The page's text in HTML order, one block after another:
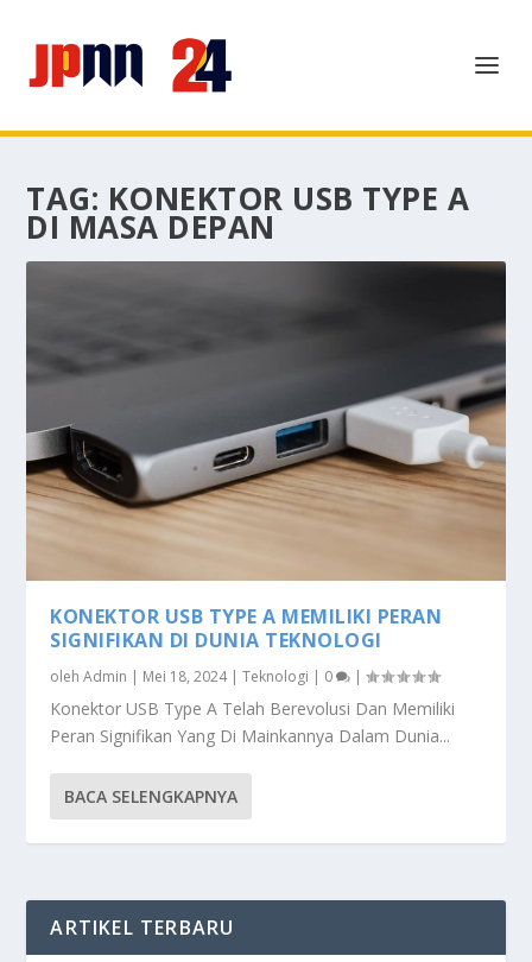
TAG: KONEKTOR USB TYPE A
DI MASA DEPAN
KONEKTOR USB TYPE A MEMILIKI PERAN
SIGNIFIKAN DI DUNIA TEKNOLOGI
olehAdmin | Mei 18, 2024|Teknologi | 0 |
Konektor USB Type A Telah Berevolusi Dan Memiliki
Peran Signifikan Yang Di Mainkannya Dalam Dunia...
BACA SELENGKAPNYA
ARTIKEL TERBARU